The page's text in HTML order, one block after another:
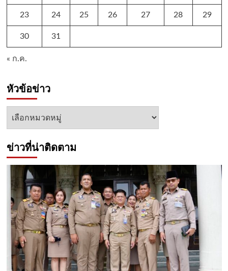
23 24 25 26 27 28 29
30 31
« ก.ค.
หัวข้อข่าว
หัวข้อ
ข่าวที่น่าติดตาม